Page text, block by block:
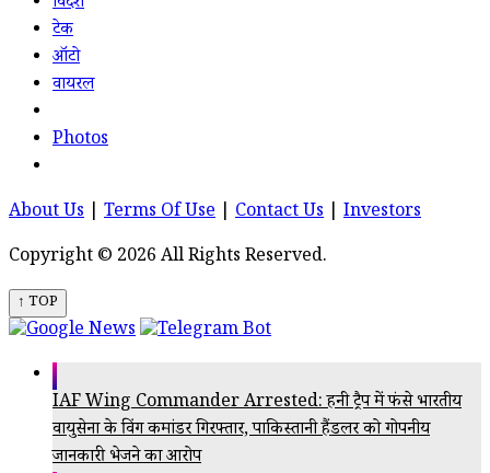
टेक
ऑटो
वायरल
Photos
About Us Terms Of Use Contact Us
Investors
Copyright © 2026 All Rights Reserved.
↑ TOP
IAF Wing Commander Arrested: हनी ट्रैप में फंसे भारतीय
वायुसेना के विंग कमांडर गिरफ्तार, पाकिस्तानी हैंडलर को गोपनीय
जानकारी भेजने का आरोप